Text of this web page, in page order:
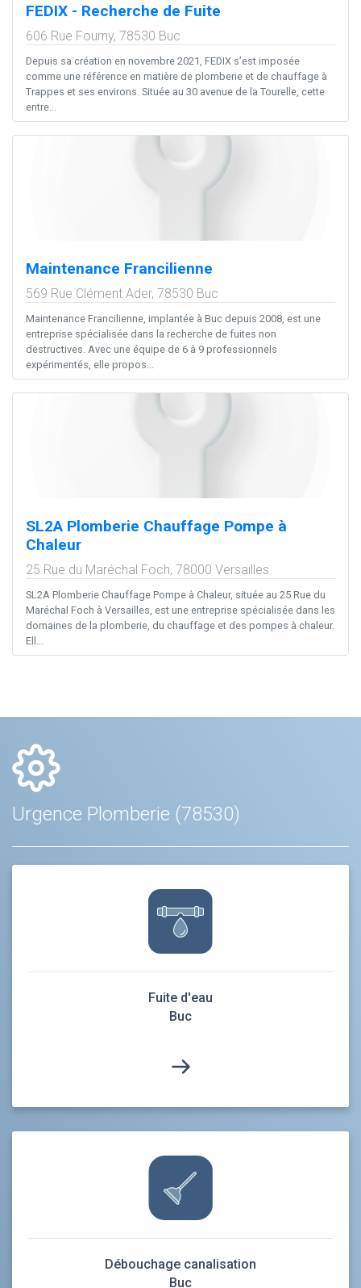
FEDIX - Recherche de Fuite
606 Rue Fourny, 78530 Buc
Depuis sa création en novembre 2021, FEDIX s’est imposée
comme une référence en matière de plomberie et de chauffage à
Trappes et ses environs. Située au 30 avenue de la Tourelle, cette
entre...
Maintenance Francilienne
569 Rue Clément Ader, 78530 Buc
Maintenance Francilienne, implantée à Buc depuis 2008, est une
entreprise spécialisée dans la recherche de fuites non
destructives. Avec une équipe de 6 à 9 professionnels
expérimentés, elle propos...
SL2A Plomberie Chauffage Pompe à
Chaleur
25 Rue du Maréchal Foch, 78000 Versailles
SL2A Plomberie Chauffage Pompe à Chaleur, située au 25 Rue du
Maréchal Foch à Versailles, est une entreprise spécialisée dans les
domaines de la plomberie, du chauffage et des pompes à chaleur.
Ell...
Urgence Plomberie (78530)
Fuite d'eau
Buc
Débouchage canalisation
Buc